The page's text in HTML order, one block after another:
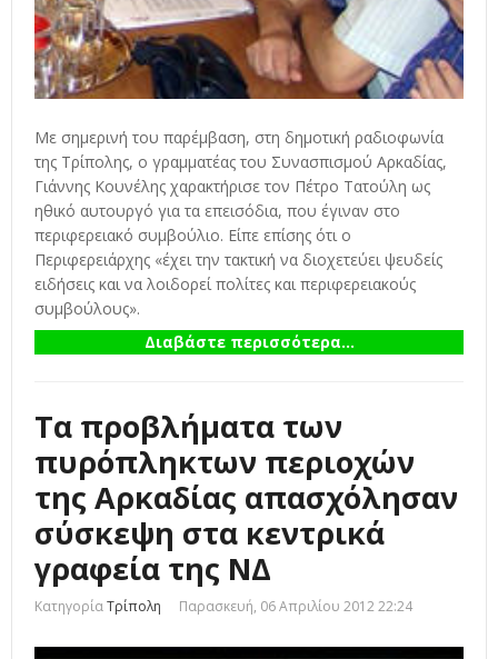
Με σημερινή του παρέμβαση, στη δημοτική ραδιοφωνία
της Τρίπολης, ο γραμματέας του Συνασπισμού Αρκαδίας,
Γιάννης Κουνέλης χαρακτήρισε τον Πέτρο Τατούλη ως
ηθικό αυτουργό για τα επεισόδια, που έγιναν στο
περιφερειακό συμβούλιο. Είπε επίσης ότι ο
Περιφερειάρχης «έχει την τακτική να διοχετεύει ψευδείς
ειδήσεις και να λοιδορεί πολίτες και περιφερειακούς
συμβούλους».
Διαβάστε περισσότερα...
Τα προβλήματα των
πυρόπληκτων περιοχών
της Αρκαδίας απασχόλησαν
σύσκεψη στα κεντρικά
γραφεία της ΝΔ
ΚατηγορίαΤρίπολη Παρασκευή, 06 Απριλίου 2012 22:24